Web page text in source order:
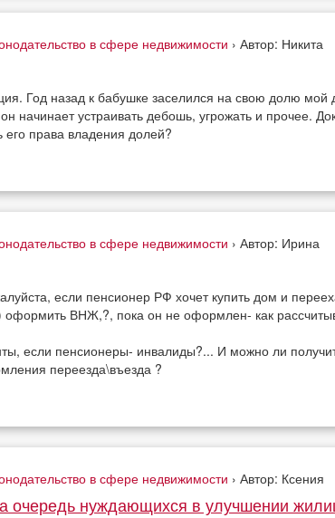
в сфере недвижимости › Автор: Никита
Год назад к бабушке заселился на свою долю
начинает устраивать дебошь, угрожать и прочее.
права владения долей?
в сфере недвижимости › Автор: Ирина
если пенсионер РФ хочет купить дом и
оформить ВНЖ,?, пока он не оформлен- как
если пенсионеры- инвалиды?... И можно ли
переезда\въезда ?
в сфере недвижимости › Автор: Ксения
очередь нуждающихся в улучшении